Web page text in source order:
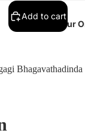
Track Your
Add to cart
Bhagavathadinda